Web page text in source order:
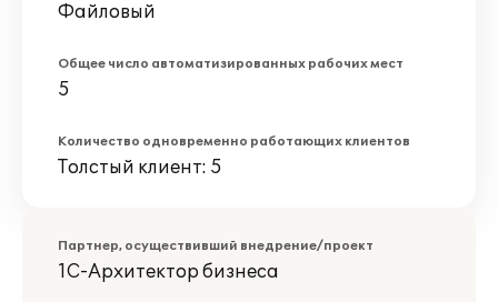
Файловый
Общее число автоматизированных рабочих мест
5
Количество одновременно работающих клиентов
Толстый клиент: 5
Партнер, осуществивший внедрение/проект
1С-Архитектор бизнеса